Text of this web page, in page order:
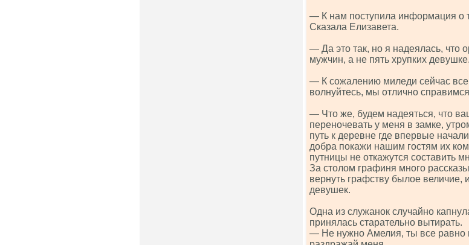
— К нам поступила информация о
Сказала Елизавета.
— Да это так, но я надеялась, что
мужчин, а не пять хрупких девушке.
— К сожалению миледи сейчас
волнуйтесь, мы отлично
— Что же, будем надеяться, что
переночевать у меня в замке,
путь к деревне где впервые
добра покажи нашим гостям их
путницы не откажутся составить
За столом графиня много
вернуть графству былое величие,
девушек.
Одна из служанок случайно
принялась старательно вытирать.
— Не нужно Амелия, ты все равно